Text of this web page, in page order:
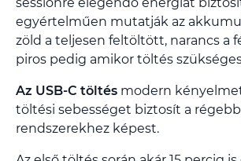
egyértelműen mutatják az
zöld a teljesen feltöltött, narancs a
piros pedig amikor töltés
Az USB-C töltés modern
töltési sebességet biztosít a
rendszerekhez képest.